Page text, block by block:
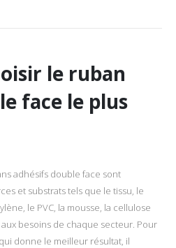
le ruban
face le plus
adhésifs double face sont
et substrats tels que le tissu, le
le PVC, la mousse, la cellulose
besoins de chaque secteur. Pour
donne le meilleur résultat, il